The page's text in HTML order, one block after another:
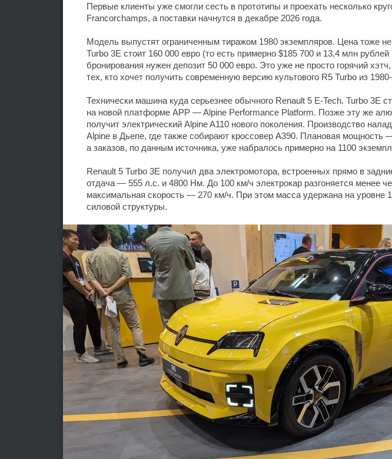
Первые клиенты уже смогли сесть в прототипы и проехать несколько
Francorchamps, а поставки начнутся в декабре 2026 года.
Модель выпустят ограниченным тиражом 1980 экземпляров. Цена тоже
Turbo 3E стоит 160 000 евро (то есть примерно $185 700 и 13,4 млн
бронирования нужен депозит 50 000 евро. Это уже не просто горячий
тех, кто хочет получить современную версию культового R5 Turbo из
Технически машина куда серьезнее обычного Renault 5 E-Tech. Turbo 3E
на новой платформе APP — Alpine Performance Platform. Позже эту же
получит электрический Alpine A110 нового поколения. Производство
Alpine в Дьепе, где также собирают кроссовер A390. Плановая мощность
а заказов, по данным источника, уже набралось примерно на 1100
Renault 5 Turbo 3E получил два электромотора, встроенных прямо в
отдача — 555 л.с. и 4800 Нм. До 100 км/ч электрокар разгоняется менее
максимальная скорость — 270 км/ч. При этом масса удержана на уровне
силовой структуры.